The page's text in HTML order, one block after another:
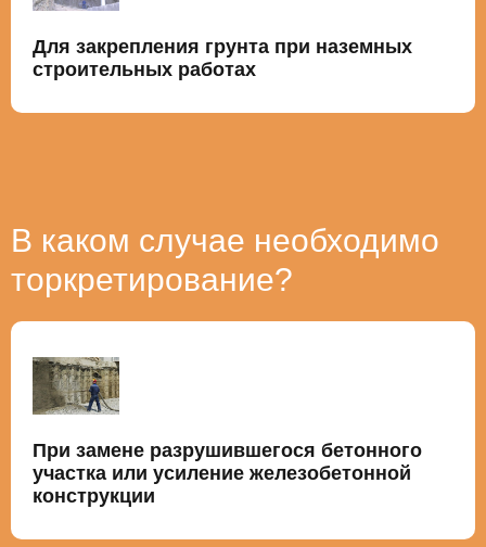
Для закрепления грунта при наземных
строительных работах
В каком случае необходимо
торкретирование?
При замене разрушившегося бетонного
участка или усиление железобетонной
конструкции